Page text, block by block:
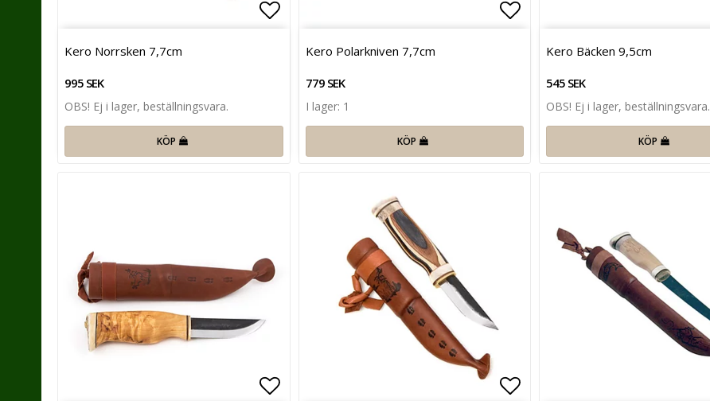
Lägg till i favoritlistan
Kero Norrsken 7,7cm
995 SEK
OBS! Ej i lager, beställningsvara.
KÖP
Lägg till i favoritlistan
Kero Polarkniven 7,7cm
779 SEK
I lager: 1
KÖP
Kero Bäcken 9,5cm
545 SEK
OBS! Ej i lager, beställningsvara.
KÖP